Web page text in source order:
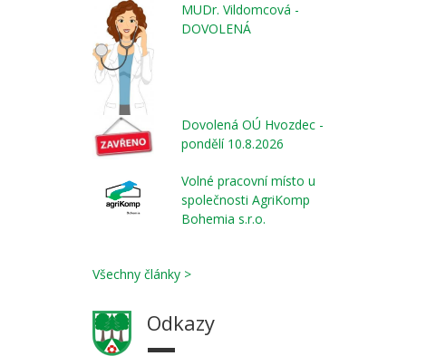
MUDr. Vildomcová -
DOVOLENÁ
Dovolená OÚ Hvozdec -
pondělí 10.8.2026
Volné pracovní místo u
společnosti AgriKomp
Bohemia s.r.o.
Všechny články >
Odkazy